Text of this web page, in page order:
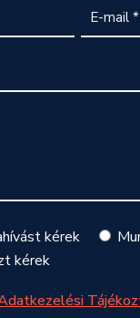
kérek
kérek